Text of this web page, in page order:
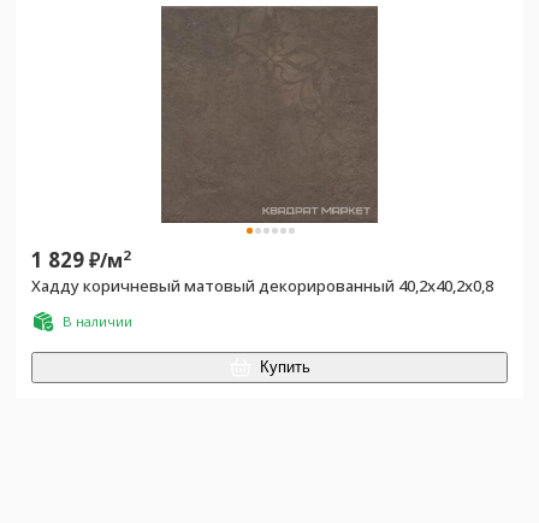
1 829₽/м2
Хадду коричневый матовый декорированный 40,2x40,2x0,8
В наличии
Купить